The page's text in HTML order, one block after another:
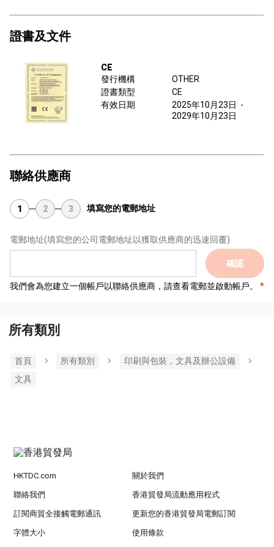
證書及文件
CE
發行機構
OTHER
證書類型
CE
有效日期
2025年10月23日 -
2029年10月23日
聯絡供應商
1 2 3 填寫您的電郵地址
電郵地址(填寫您的公司電郵地址以獲取供應商的迅速回覆)
確認
我們會為您建立一個帳戶以聯絡供應商，請查看電郵並啟動帳戶。
所有類別
首頁 所有類別
印刷與包裝，文具及辦公設備
文具
HKTDC.com 關於我們
聯絡我們 香港貿發局流動應用程式
訂閱商貿全接觸電郵通訊 更新您的香港貿發局電郵訂閱
字體大小 使用條款